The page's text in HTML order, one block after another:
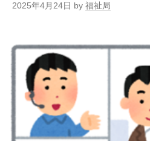
2025年4月24日 by 福祉局